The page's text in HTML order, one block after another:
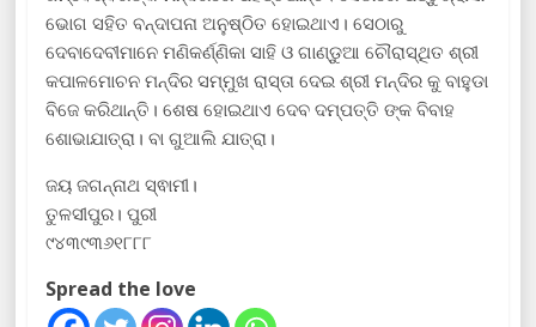
ଭୋଗ ସହିତ ବନ୍ଦାପନା ଅନୁଷ୍ଠିତ ହୋଇଥାଏ। ସେଠାରୁ
ଦେବାଦେବୀମାନେ ମଣିକର୍ଣ୍ଣିକା ସାହି ଓ ଗାଣ୍ଡୁଆ ଚୌରାସ୍ଥିତ ଶ୍ରୀ
କପାଳମୋଚନ ମନ୍ଦିର ସମ୍ମୁଖ ରାସ୍ତା ଦେଇ ଶ୍ରୀ ମନ୍ଦିର କୁ ବାହୁଡା
ବିଜେ କରିଥାନ୍ତି। ଶେଷ ହୋଇଥାଏ ଦେବ ଦମ୍ପତ୍ତି ଙ୍କ ବିବାହ
ଶୋଭାଯାତ୍ରା। ବା ଗୁଆଲି ଯାତ୍ରା।
ଜୟ ଜଗନ୍ନାଥ ସ୍ଵାମୀ।
ତୁଳସୀପୁର। ପୁରୀ
୯୪୩୯୩୬୧୮୮୮
Spread the love